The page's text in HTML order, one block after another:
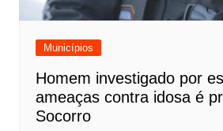
Municípios
Homem investigado por
ameaças contra idosa é
Socorro